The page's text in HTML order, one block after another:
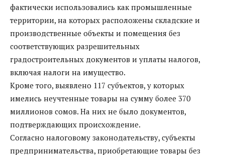
фактически использовались как промышленные
территории, на которых расположены складские и
производственные объекты и помещения без
соответствующих разрешительных
градостроительных документов и уплаты налогов,
включая налоги на имущество.
Кроме того, выявлено 117 субъектов, у которых
имелись неучтенные товары на сумму более 370
миллионов сомов. На них не было документов,
подтверждающих происхождение.
Согласно налоговому законодательству, субъекты
предпринимательства, приобретающие товары без